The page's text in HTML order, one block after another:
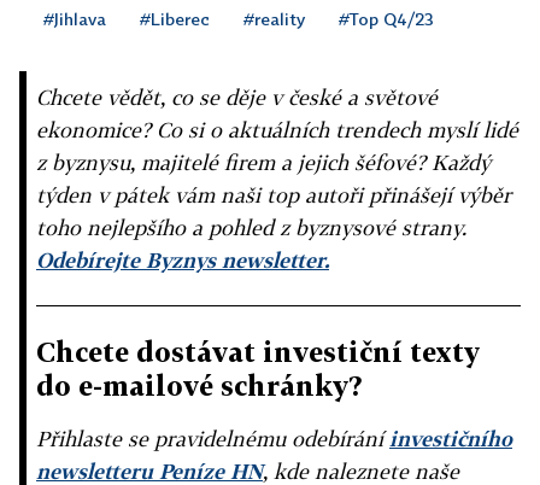
#Jihlava #Liberec #reality #Top Q4/23
Chcete vědět, co se děje v české a světové
ekonomice? Co si o aktuálních trendech myslí lidé
z byznysu, majitelé firem a jejich šéfové? Každý
týden v pátek vám naši top autoři přinášejí výběr
toho nejlepšího a pohled z byznysové strany.
Odebírejte Byznys newsletter.
Chcete dostávat investiční texty
do e-mailové schránky?
Přihlaste se pravidelnému odebíráníinvestičního
newsletteru Peníze HN, kde naleznete naše